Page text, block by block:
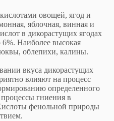
овощей, ягод и
яблочная, винная и
в дикорастущих ягодах
6%. Наиболее высокая
облепихи, калины.
вкуса дикорастущих
влияют на процесс
определенного
гниения в
фенольной природы